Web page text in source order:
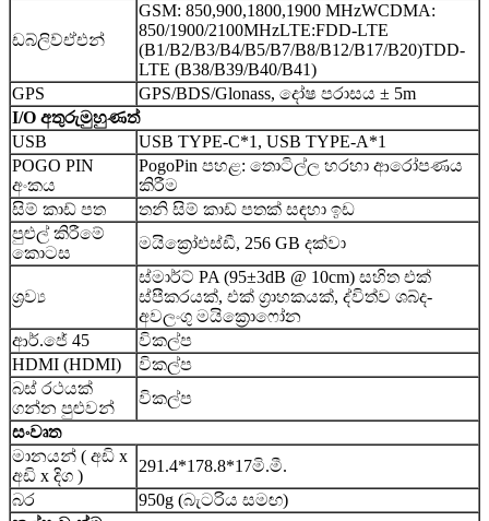
ඩබ්ලිව්ඒඑන්
GSM: 850,900,1800,1900 MHzWCDMA:
850/1900/2100MHzLTE:FDD-LTE
(B1/B2/B3/B4/B5/B7/B8/B12/B17/B20)TDD-
LTE (B38/B39/B40/B41)
GPS
GPS/BDS/Glonass, දෝෂ පරාසය ± 5m
I/O අතුරුමුහුණත්
USB
USB TYPE-C*1, USB TYPE-A*1
POGO PIN
අංකය
PogoPin පහළ: තොටිල්ල හරහා ආරෝපණය
කිරීම
සිම් කාඩ් පත
තනි සිම් කාඩ් පතක් සඳහා ඉඩ
පුළුල් කිරීමේ
කොටස
මයික්‍රෝඑස්ඩී, 256 GB දක්වා
ශ්‍රව්‍ය
ස්මාර්ට් PA (95±3dB @ 10cm) සහිත එක්
ස්පීකරයක්, එක් ග්‍රාහකයක්, ද්විත්ව ශබ්ද-
අවලංගු මයික්‍රොෆෝන
ආර්.ජේ 45
විකල්ප
HDMI (HDMI)
විකල්ප
බස් රථයක්
ගන්න පුළුවන්
විකල්ප
සංවෘත
මානයන් ( අඩි x
අඩි x දිග )
291.4*178.8*17මි.මී.
බර
950g (බැටරිය සමඟ)